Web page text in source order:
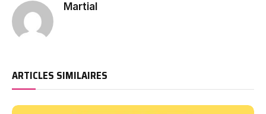
Martial
ARTICLES SIMILAIRES